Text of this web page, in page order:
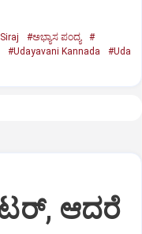
#ಅಭ್ಯಾಸ ಪಂದ್ಯ
#
#Udayavani Kannada
#Uda
ಆದರೆ